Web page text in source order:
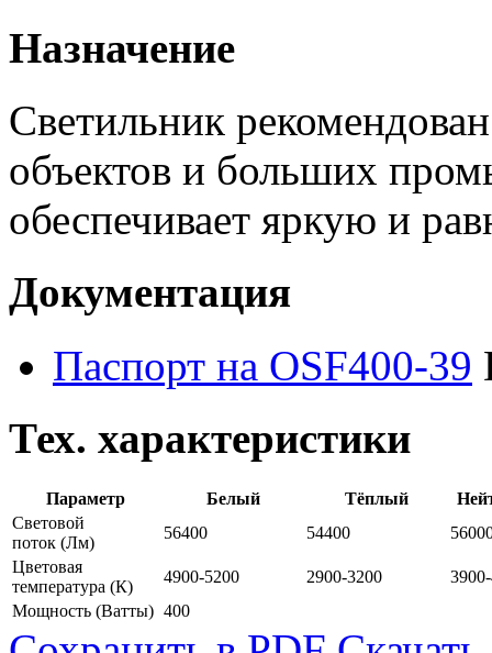
Назначение
Светильник
объектов и больших
обеспечивает яркую и
Документация
Паспорт на OSF400-39
Тех. характеристики
Параметр Белый Тёплый
Световой
поток (Лм)
56400 54400
Цветовая
температура (К)
4900-5200 2900-3200
Мощность (Ватты) 400